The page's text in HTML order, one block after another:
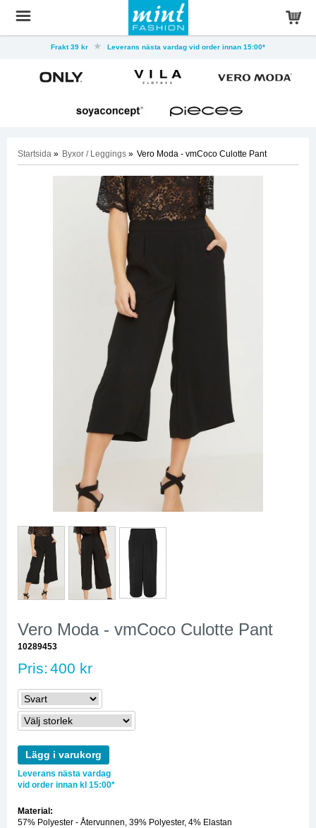
Frakt 39 kr Leverans nästa vardag vid order innan 15:00*
Startsida » Byxor / Leggings » Vero Moda - vmCoco Culotte Pant
Vero Moda - vmCoco Culotte Pant
10289453
Pris: 400 kr
Lägg i varukorg
Leverans nästa vardag
vid order innan kl 15:00*
Material:
57% Polyester - Återvunnen, 39% Polyester, 4% Elastan